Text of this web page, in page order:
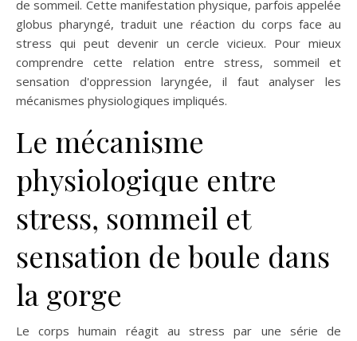
de sommeil. Cette manifestation physique, parfois appelée
globus pharyngé, traduit une réaction du corps face au
stress qui peut devenir un cercle vicieux. Pour mieux
comprendre cette relation entre stress, sommeil et
sensation d'oppression laryngée, il faut analyser les
mécanismes physiologiques impliqués.
Le mécanisme
physiologique entre
stress, sommeil et
sensation de boule dans
la gorge
Le corps humain réagit au stress par une série de